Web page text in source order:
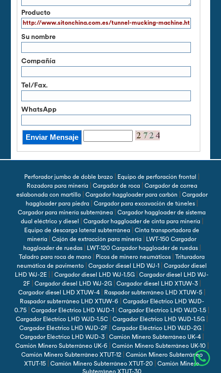
Producto
Su nombre
Compañía
Tel/Fax.
WhatsApp
Perforador jumbo de doble brazo Equipo de perforación frontal
Rozadora para minería| Cargador de roca|
Cargador de correa
eslabonada con martillo| Cargador haggloader para carbón
Cargador
haggloader para piedra
Cargador para excavación de túneles
Cargador para minería subterránea
Cargador haggloader de sistema
dual eléctrico y diesel
Cargador haggloader de cinta para minería|
Equipo de descarga lateral subterránea
Cinta transportadora de
minería
Cajón de extracción para minería
LWT-150 Cargador
haggloader de ruedas| LWT-120 Cargador haggloader de ruedas|
Taladro para roca de mano Picos de minero neumáticos
Trituradora
neumática de pavimento
Cargador diesel LHD WJ-1
Cargador diesel
LHD WJ-2E
Cargador diesel LHD WJ-1.5G
Cargador diesel LHD WJ-
2F| Cargador diesel LHD WJ-2G| Cargador diesel LHD XTUW-3|
Cargador diesel LHD XTUW-4 Raspador subterráneo LHD XTUW-5
Raspador subterráneo LHD XTUW-6
Cargador Eléctrico LHD WJD-
0.75
Cargador Eléctrico LHD WJD-1 Cargador Eléctrico LHD WJD-1.5
Cargador Eléctrico LHD WJD-1.5C Cargador Eléctrico LHD WJD-1.5G
Cargador Eléctrico LHD WJD-2F Cargador Eléctrico LHD WJD-2G
Cargador Eléctrico LHD WJD-3 Camión Minero Subterráneo UK-4
Camión Minero Subterráneo UK-6 Camión Minero Subterráneo UK-10|
Camión Minero Subterráneo XTUT-12|
Camión Minero Subterráneo
XTUT-15
Camión Minero Subterráneo XTUT-20
Camión Minero